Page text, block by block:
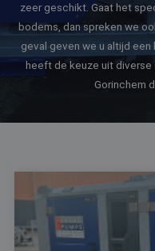
zeer geschikt. Gaat het
bodems, dan spreken we
geval geven we u altijd
heeft de keuze uit diverse
Gorinchem